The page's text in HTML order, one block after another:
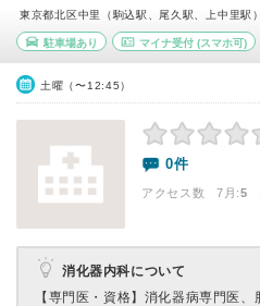
東京都北区中里（駒込駅、尾久駅、上中里駅）
駐車場あり マイナ受付(スマホ可)
土曜（〜12:45）
0件
アクセス数 7月:5
消化器内科について
【専門医・資格】 消化器病専門医、